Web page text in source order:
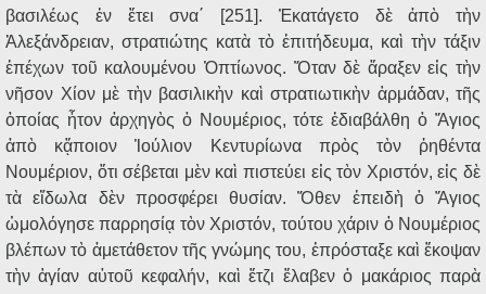
βασιλέως ἐν ἔτει σνα΄ [251]. Ἐκατάγετο δὲ ἀπὸ τὴν
Ἀλεξάνδρειαν, στρατιώτης κατὰ τὸ ἐπιτήδευμα, καὶ τὴν τάξιν
ἐπέχων τοῦ καλουμένου Ὀπτίωνος. Ὅταν δὲ ἄραξεν εἰς τὴν
νῆσον Χίον μὲ τὴν βασιλικὴν καὶ στρατιωτικὴν ἁρμάδαν, τῆς
ὁποίας ἦτον ἀρχηγὸς ὁ Νουμέριος, τότε ἐδιαβάλθη ὁ Ἅγιος
ἀπὸ κᾄποιον Ἰούλιον Κεντυρίωνα πρὸς τὸν ῥηθέντα
Νουμέριον, ὅτι σέβεται μὲν καὶ πιστεύει εἰς τὸν Χριστόν, εἰς δὲ
τὰ εἴδωλα δὲν προσφέρει θυσίαν. Ὅθεν ἐπειδὴ ὁ Ἅγιος
ὡμολόγησε παρρησίᾳ τὸν Χριστόν, τούτου χάριν ὁ Νουμέριος
βλέπων τὸ ἀμετάθετον τῆς γνώμης του, ἐπρόσταξε καὶ ἔκοψαν
τὴν ἁγίαν αὐτοῦ κεφαλήν, καὶ ἔτζι ἔλαβεν ὁ μακάριος παρὰ